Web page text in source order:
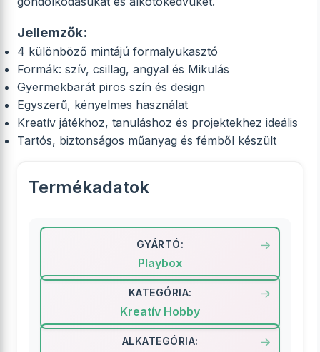
Jellemzők:
4 különböző mintájú formalyukasztó
Formák: szív, csillag, angyal és Mikulás
Gyermekbarát piros szín és design
Egyszerű, kényelmes használat
Kreatív játékhoz, tanuláshoz és projektekhez ideális
Tartós, biztonságos műanyag és fémből készült
Termékadatok
GYÁRTÓ:
Playbox
KATEGÓRIA:
Kreatív Hobby
ALKATEGÓRIA: